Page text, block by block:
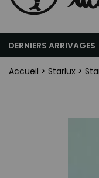
DERNIERS ARRIVAGES
Accueil > Starlux >